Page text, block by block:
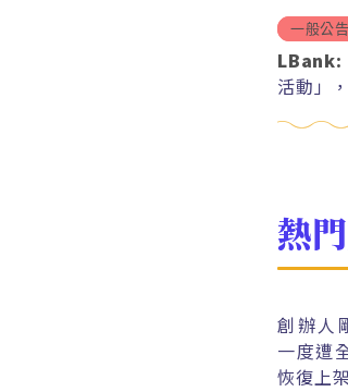
一般公告
LBank:
活動」
熱
創辦人
一度遭
恢復上架